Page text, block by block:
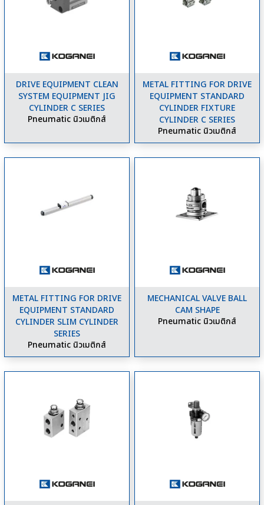
DRIVE EQUIPMENT CLEAN
SYSTEM EQUIPMENT JIG
CYLINDER C SERIES
Pneumatic นิวเมติกส์
METAL FITTING FOR DRIVE
EQUIPMENT STANDARD
CYLINDER FIXTURE
CYLINDER C SERIES
Pneumatic นิวเมติกส์
METAL FITTING FOR DRIVE
EQUIPMENT STANDARD
CYLINDER SLIM CYLINDER
SERIES
Pneumatic นิวเมติกส์
MECHANICAL VALVE BALL
CAM SHAPE
Pneumatic นิวเมติกส์